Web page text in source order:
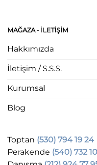
MAĞAZA - ILETIŞIM
Hakkımızda
İletişim / S.S.S.
Kurumsal
Blog
Toptan (530) 794 19 24
Perakende (540) 732